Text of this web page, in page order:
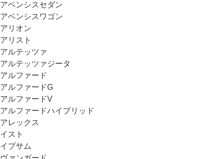
アベンシスセダン
アベンシスワゴン
アリオン
アリスト
アルテッツァ
アルテッツァジータ
アルファード
アルファードG
アルファードV
アルファードハイブリッド
アレックス
イスト
イプサム